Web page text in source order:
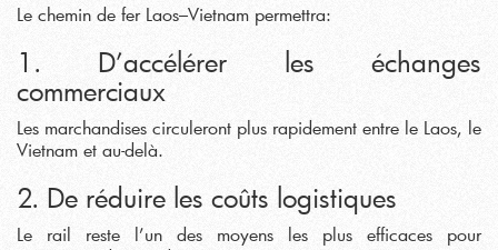
Le chemin de fer Laos–Vietnam permettra:
1. D’accélérer les échanges
commerciaux
Les marchandises circuleront plus rapidement entre le Laos, le
Vietnam et au-delà.
2. De réduire les coûts logistiques
Le rail reste l’un des moyens les plus efficaces pour